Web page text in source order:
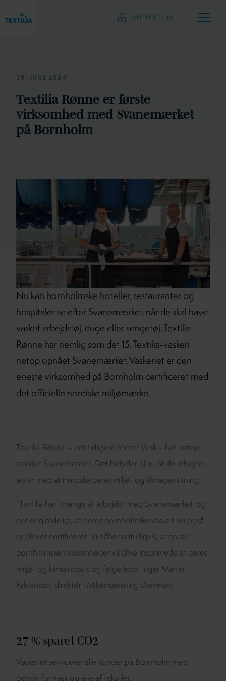
MIT TEXTILIA
18. JUNE 2024
Textilia Rønne er første
virksomhed med Svanemærket
på Bornholm
Nu kan bornholmske hoteller, restauranter og
hospitaler se efter Svanemærket, når de skal have
vasket arbejdstøj, duge eller sengetøj. Textilia
Rønne har nemlig som det 15. Textilia-vaskeri
netop opnået Svanemærket. Vaskeriet er den
eneste virksomhed på Bornholm certificeret med
det officielle nordiske miljømærke.
Textilia Rønne – det tidligere Victor Vask – har netop
opnået Svanemærket. Det betyder bl.a., at de arbejder
aktivt med at mindske deres miljø- og klimapåvirkning.
”Textilia har i mange år arbejdet med Svanemærket, og
det er glædeligt, at deres bornholmske vaskeri nu også
er blevet certificeret. Vi håber naturligvis, at andre
bornholmske virksomheder vil blive inspirerede af deres
miljø- og klimaindsats og følge trop,” siger Martin
Fabiansen, direktør i Miljømærkning Danmark.
27 % sparet CO2
Vaskeriet servicerer alle kunder på Bornholm med
behov for vask og leje af tekstiler.